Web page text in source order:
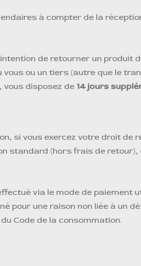
à compter de la
de retourner un produit
ou un tiers (autre que le
vous disposez de 14 jours
si vous exercez votre droit
standard (hors frais de retour),
via le mode de paiement
pour une raison non liée à un
Code de la consommation.